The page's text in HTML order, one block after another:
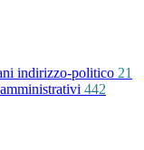
indirizzo-politico 21
442